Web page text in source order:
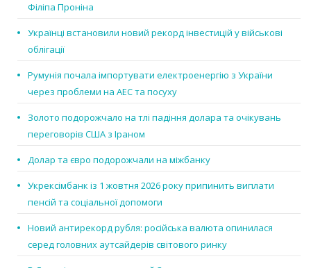
Філіпа Проніна
Українці встановили новий рекорд інвестицій у військові
облігації
Румунія почала імпортувати електроенергію з України
через проблеми на АЕС та посуху
Золото подорожчало на тлі падіння долара та очікувань
переговорів США з Іраном
Долар та євро подорожчали на міжбанку
Укрексімбанк із 1 жовтня 2026 року припинить виплати
пенсій та соціальної допомоги
Новий антирекорд рубля: російська валюта опинилася
серед головних аутсайдерів світового ринку